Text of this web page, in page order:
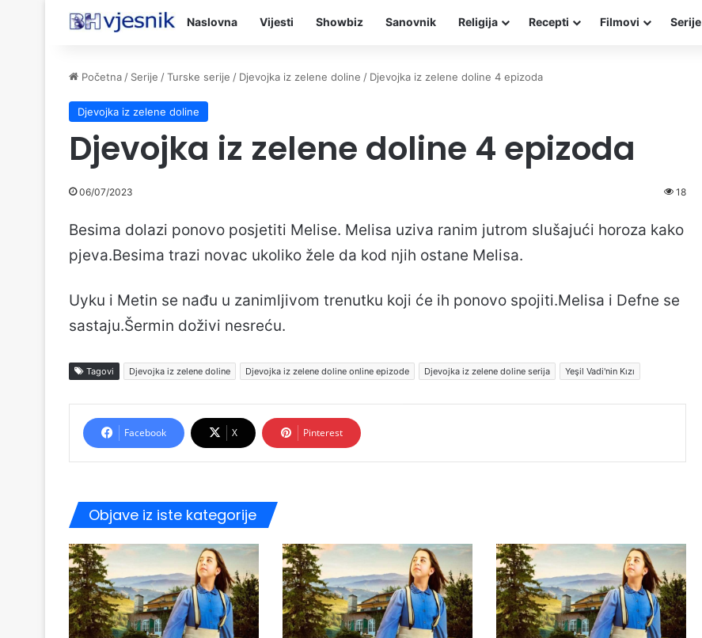
Naslovna Vijesti Showbiz Sanovnik Religija Recepti Filmovi Serije
Početna / Serije /Turske serije / Djevojka iz zelene doline / Djevojka iz zelene doline 4 epizoda
Djevojka iz zelene doline
Djevojka iz zelene doline 4 epizoda
06/07/2023 18
Besima dolazi ponovo posjetiti Melise. Melisa uziva ranim jutrom slušajući horoza kako
pjeva.Besima trazi novac ukoliko žele da kod njih ostane Melisa.
Uyku i Metin se nađu u zanimljivom trenutku koji će ih ponovo spojiti.Melisa i Defne se
sastaju.Šermin doživi nesreću.
Tagovi Djevojka iz zelene doline Djevojka iz zelene doline online epizode Djevojka iz zelene doline serija Yeşil Vadi'nin Kızı
Facebook X Pinterest
Objave iz iste kategorije